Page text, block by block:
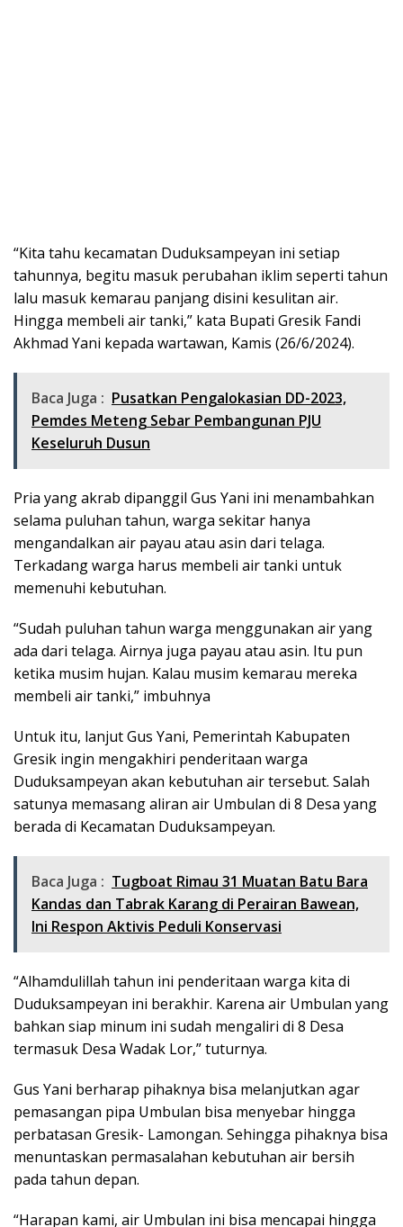
“Kita tahu kecamatan Duduksampeyan ini setiap
tahunnya, begitu masuk perubahan iklim seperti tahun
lalu masuk kemarau panjang disini kesulitan air.
Hingga membeli air tanki,” kata Bupati Gresik Fandi
Akhmad Yani kepada wartawan, Kamis (26/6/2024).
Baca Juga : Pusatkan Pengalokasian DD-2023,
Pemdes Meteng Sebar Pembangunan PJU
Keseluruh Dusun
Pria yang akrab dipanggil Gus Yani ini menambahkan
selama puluhan tahun, warga sekitar hanya
mengandalkan air payau atau asin dari telaga.
Terkadang warga harus membeli air tanki untuk
memenuhi kebutuhan.
“Sudah puluhan tahun warga menggunakan air yang
ada dari telaga. Airnya juga payau atau asin. Itu pun
ketika musim hujan. Kalau musim kemarau mereka
membeli air tanki,” imbuhnya
Untuk itu, lanjut Gus Yani, Pemerintah Kabupaten
Gresik ingin mengakhiri penderitaan warga
Duduksampeyan akan kebutuhan air tersebut. Salah
satunya memasang aliran air Umbulan di 8 Desa yang
berada di Kecamatan Duduksampeyan.
Baca Juga : Tugboat Rimau 31 Muatan Batu Bara
Kandas dan Tabrak Karang di Perairan Bawean,
Ini Respon Aktivis Peduli Konservasi
“Alhamdulillah tahun ini penderitaan warga kita di
Duduksampeyan ini berakhir. Karena air Umbulan yang
bahkan siap minum ini sudah mengaliri di 8 Desa
termasuk Desa Wadak Lor,” tuturnya.
Gus Yani berharap pihaknya bisa melanjutkan agar
pemasangan pipa Umbulan bisa menyebar hingga
perbatasan Gresik- Lamongan. Sehingga pihaknya bisa
menuntaskan permasalahan kebutuhan air bersih
pada tahun depan.
“Harapan kami, air Umbulan ini bisa mencapai hingga